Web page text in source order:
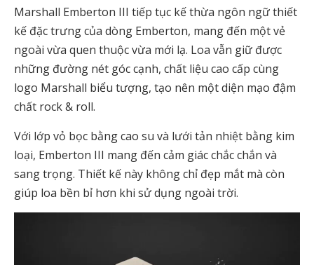
Marshall Emberton III tiếp tục kế thừa ngôn ngữ thiết
kế đặc trưng của dòng Emberton, mang đến một vẻ
ngoài vừa quen thuộc vừa mới lạ. Loa vẫn giữ được
những đường nét góc cạnh, chất liệu cao cấp cùng
logo Marshall biểu tượng, tạo nên một diện mạo đậm
chất rock & roll.
Với lớp vỏ bọc bằng cao su và lưới tản nhiệt bằng kim
loại, Emberton III mang đến cảm giác chắc chắn và
sang trọng. Thiết kế này không chỉ đẹp mắt mà còn
giúp loa bền bỉ hơn khi sử dụng ngoài trời.